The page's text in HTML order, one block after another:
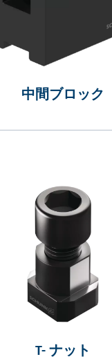
中間ブロック
T- ナット